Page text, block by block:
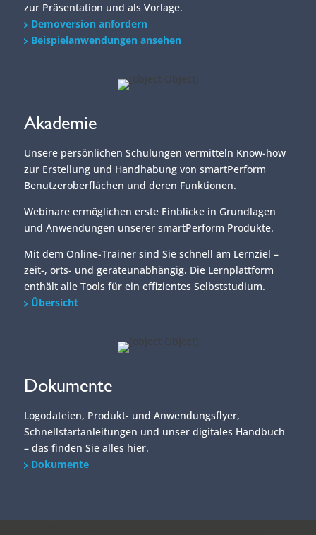
zur Präsentation und als Vorlage.
Demoversion anfordern
Beispielanwendungen ansehen
Akademie
Unsere persönlichen Schulungen vermitteln Know-how
zur Erstellung und Handhabung von smartPerform
Benutzeroberflächen und deren Funktionen.
Webinare ermöglichen erste Einblicke in Grundlagen
und Anwendungen unserer smartPerform Produkte.
Mit dem Online-Trainer sind Sie schnell am Lernziel –
zeit-, orts- und geräteunabhängig. Die Lernplattform
enthält alle Tools für ein effizientes Selbststudium.
Übersicht
Dokumente
Logodateien, Produkt- und Anwendungsflyer,
Schnellstartanleitungen und unser digitales Handbuch
– das finden Sie alles hier.
Dokumente